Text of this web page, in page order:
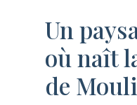
Un
où naît
de